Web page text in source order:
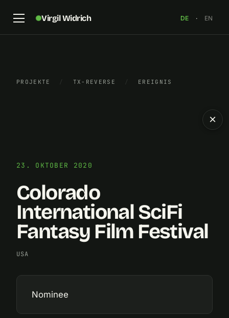
Virgil Widrich DE · EN
PROJEKTE / TX-REVERSE / EREIGNIS
23. OKTOBER 2020
Colorado
International SciFi
Fantasy Film Festival
USA
Nominee
×